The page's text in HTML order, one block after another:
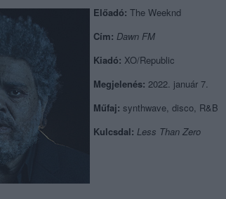
Előadó: The Weeknd
Cím: Dawn FM
Kiadó: XO/Republic
Megjelenés: 2022. január 7.
Műfaj: synthwave, disco, R&B
Kulcsdal: Less Than Zero